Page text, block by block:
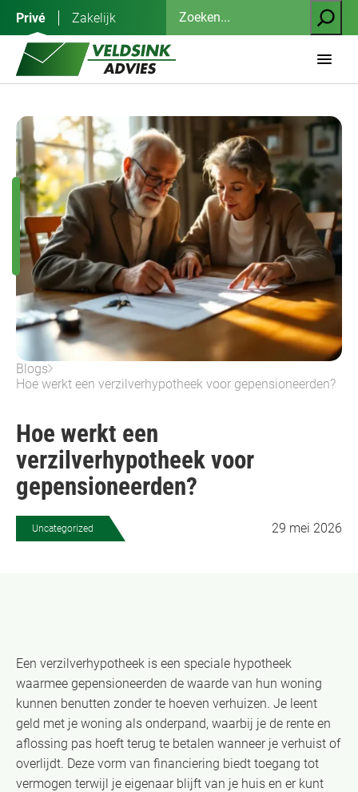
inhoud
Privé Zakelijk
Zoeken
Blogs
Hoe werkt een verzilverhypotheek voor gepensioneerden?
Hoe werkt een
verzilverhypotheek voor
gepensioneerden?
Uncategorized 29 mei 2026
Een verzilverhypotheek is een speciale hypotheek
waarmee gepensioneerden de waarde van hun woning
kunnen benutten zonder te hoeven verhuizen. Je leent
geld met je woning als onderpand, waarbij je de rente en
aflossing pas hoeft terug te betalen wanneer je verhuist of
overlijdt. Deze vorm van financiering biedt toegang tot
vermogen terwijl je eigenaar blijft van je huis en er kunt